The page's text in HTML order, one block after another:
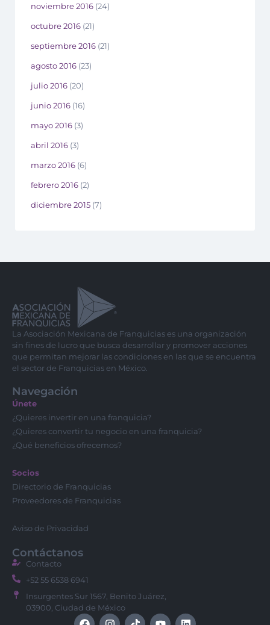
noviembre 2016 (24)
octubre 2016 (21)
septiembre 2016 (21)
agosto 2016 (23)
julio 2016 (20)
junio 2016 (16)
mayo 2016 (3)
abril 2016 (3)
marzo 2016 (6)
febrero 2016 (2)
diciembre 2015 (7)
La Asociación Mexicana de Franquicias es una organización
sin fines de lucro que busca desarrollar y promover acciones
que permitan mejorar las condiciones en las que se encuentra
el sector de Franquicias en México.
Navegación
Únete
¿Quieres invertir en una franquicia?
¿Quieres convertir tu negocio en una franquicia?
¿Qué beneficios ofrecemos?
Socios
Directorio de Franquicias
Proveedores de Franquicias
Aviso de Privacidad
Contáctanos
Contacto
+52 55 6538 6941
Insurgentes Sur 1567, Benito Juárez,
03900, Ciudad de México